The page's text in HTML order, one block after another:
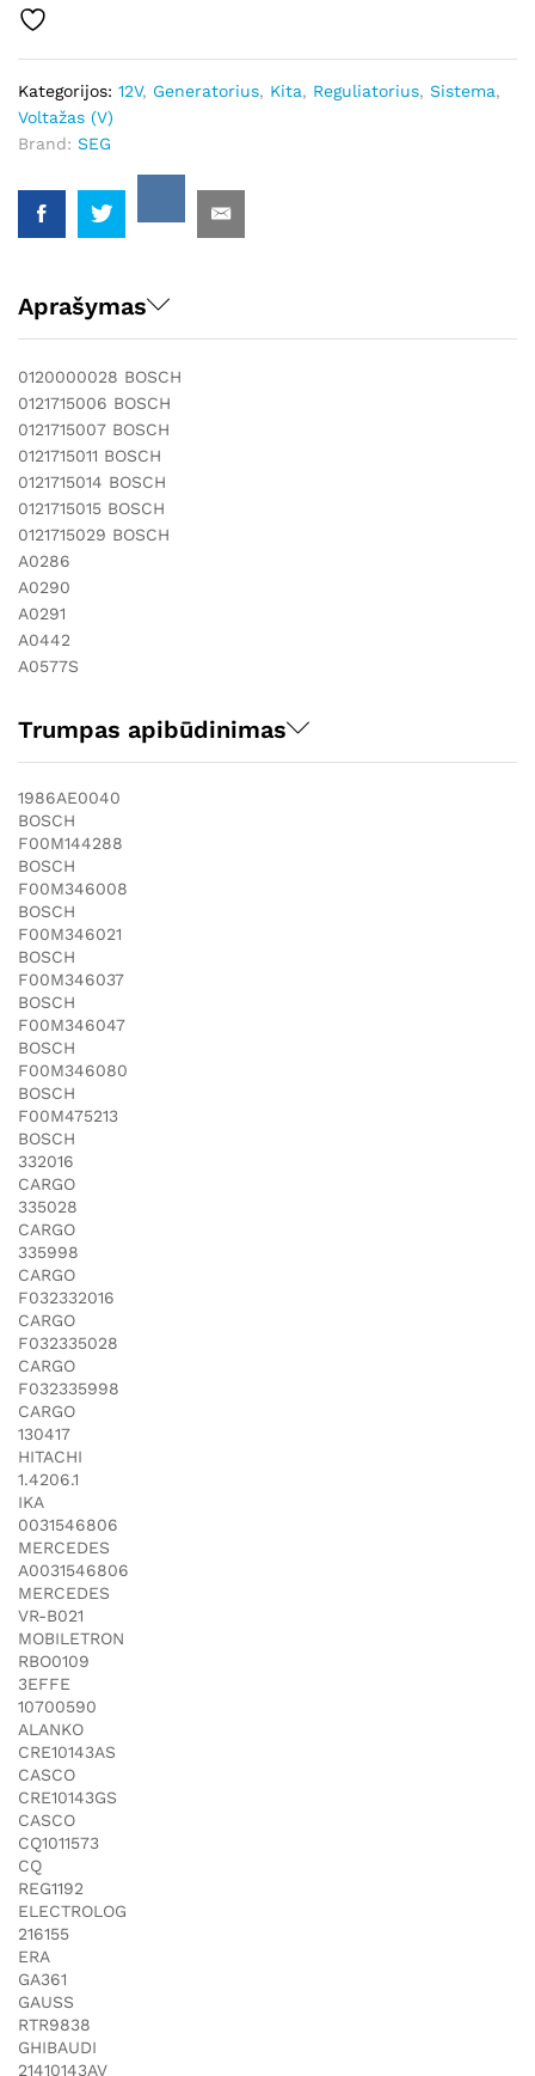
Kategorijos: 12V, Generatorius, Kita, Reguliatorius, Sistema,
Voltažas (V)
Brand: SEG
Aprašymas
0120000028 BOSCH
0121715006 BOSCH
0121715007 BOSCH
0121715011 BOSCH
0121715014 BOSCH
0121715015 BOSCH
0121715029 BOSCH
A0286
A0290
A0291
A0442
A0577S
Trumpas apibūdinimas
1986AE0040
BOSCH
F00M144288
BOSCH
F00M346008
BOSCH
F00M346021
BOSCH
F00M346037
BOSCH
F00M346047
BOSCH
F00M346080
BOSCH
F00M475213
BOSCH
332016
CARGO
335028
CARGO
335998
CARGO
F032332016
CARGO
F032335028
CARGO
F032335998
CARGO
130417
HITACHI
1.4206.1
IKA
0031546806
MERCEDES
A0031546806
MERCEDES
VR-B021
MOBILETRON
RBO0109
3EFFE
10700590
ALANKO
CRE10143AS
CASCO
CRE10143GS
CASCO
CQ1011573
CQ
REG1192
ELECTROLOG
216155
ERA
GA361
GAUSS
RTR9838
GHIBAUDI
21410143AV